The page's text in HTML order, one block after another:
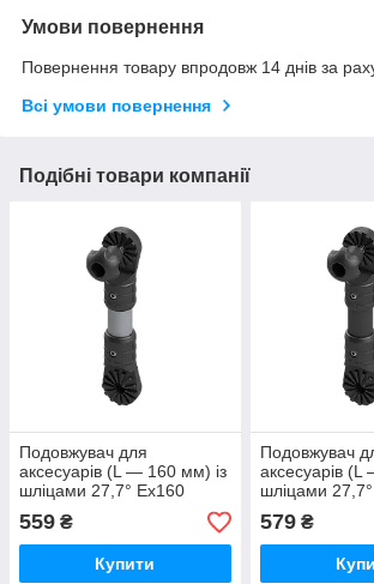
Умови повернення
Повернення товару впродовж 14 днів за
Всі умови повернення
Подібні товари компанії
Подовжувач для
аксесуарів (L — 160 мм) із
шліцами 27,7° Ex160
чорний BORIKA FASTen
(01.14.009.01.04)
559 ₴
Купити
Подовжувач
аксесуарів
шліцами
чорний
579₴